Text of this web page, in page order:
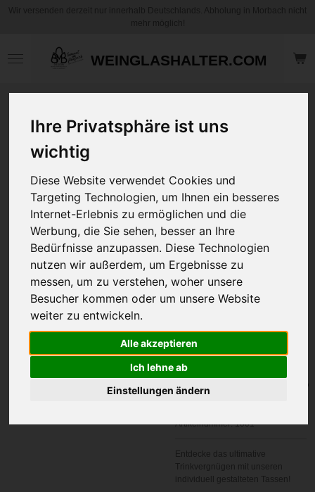
Ihre Privatsphäre ist uns
wichtig
Diese Website verwendet Cookies und
Targeting Technologien, um Ihnen ein besseres
Internet-Erlebnis zu ermöglichen und die
Werbung, die Sie sehen, besser an Ihre
Bedürfnisse anzupassen. Diese Technologien
nutzen wir außerdem, um Ergebnisse zu
messen, um zu verstehen, woher unsere
Besucher kommen oder um unsere Website
weiter zu entwickeln.
Alle akzeptieren
Ich lehne ab
Einstellungen ändern
WEINGLASHALTER.COM
Becher / Tasse -
Personalisierung
12,95 €
Versandkosten
Art
In den
Artikelnummer: 1001
Entdecke das ultimative
Trinkvergnügen mit unseren
individuell gestalteten Tassen!